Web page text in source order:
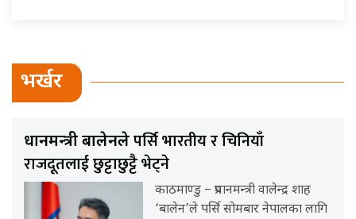
भर्खर
प्रधानमन्त्री बालेनलेपर्सि भारतीय र चिनियाँ
राजदूतलाई छुट्टाछुट्टै भेट्ने
काठमाण्डु – प्रधानमन्त्री वालेन्द्र शाह
‘बालेन’ले पर्सि सोमबार नेपालका लागि